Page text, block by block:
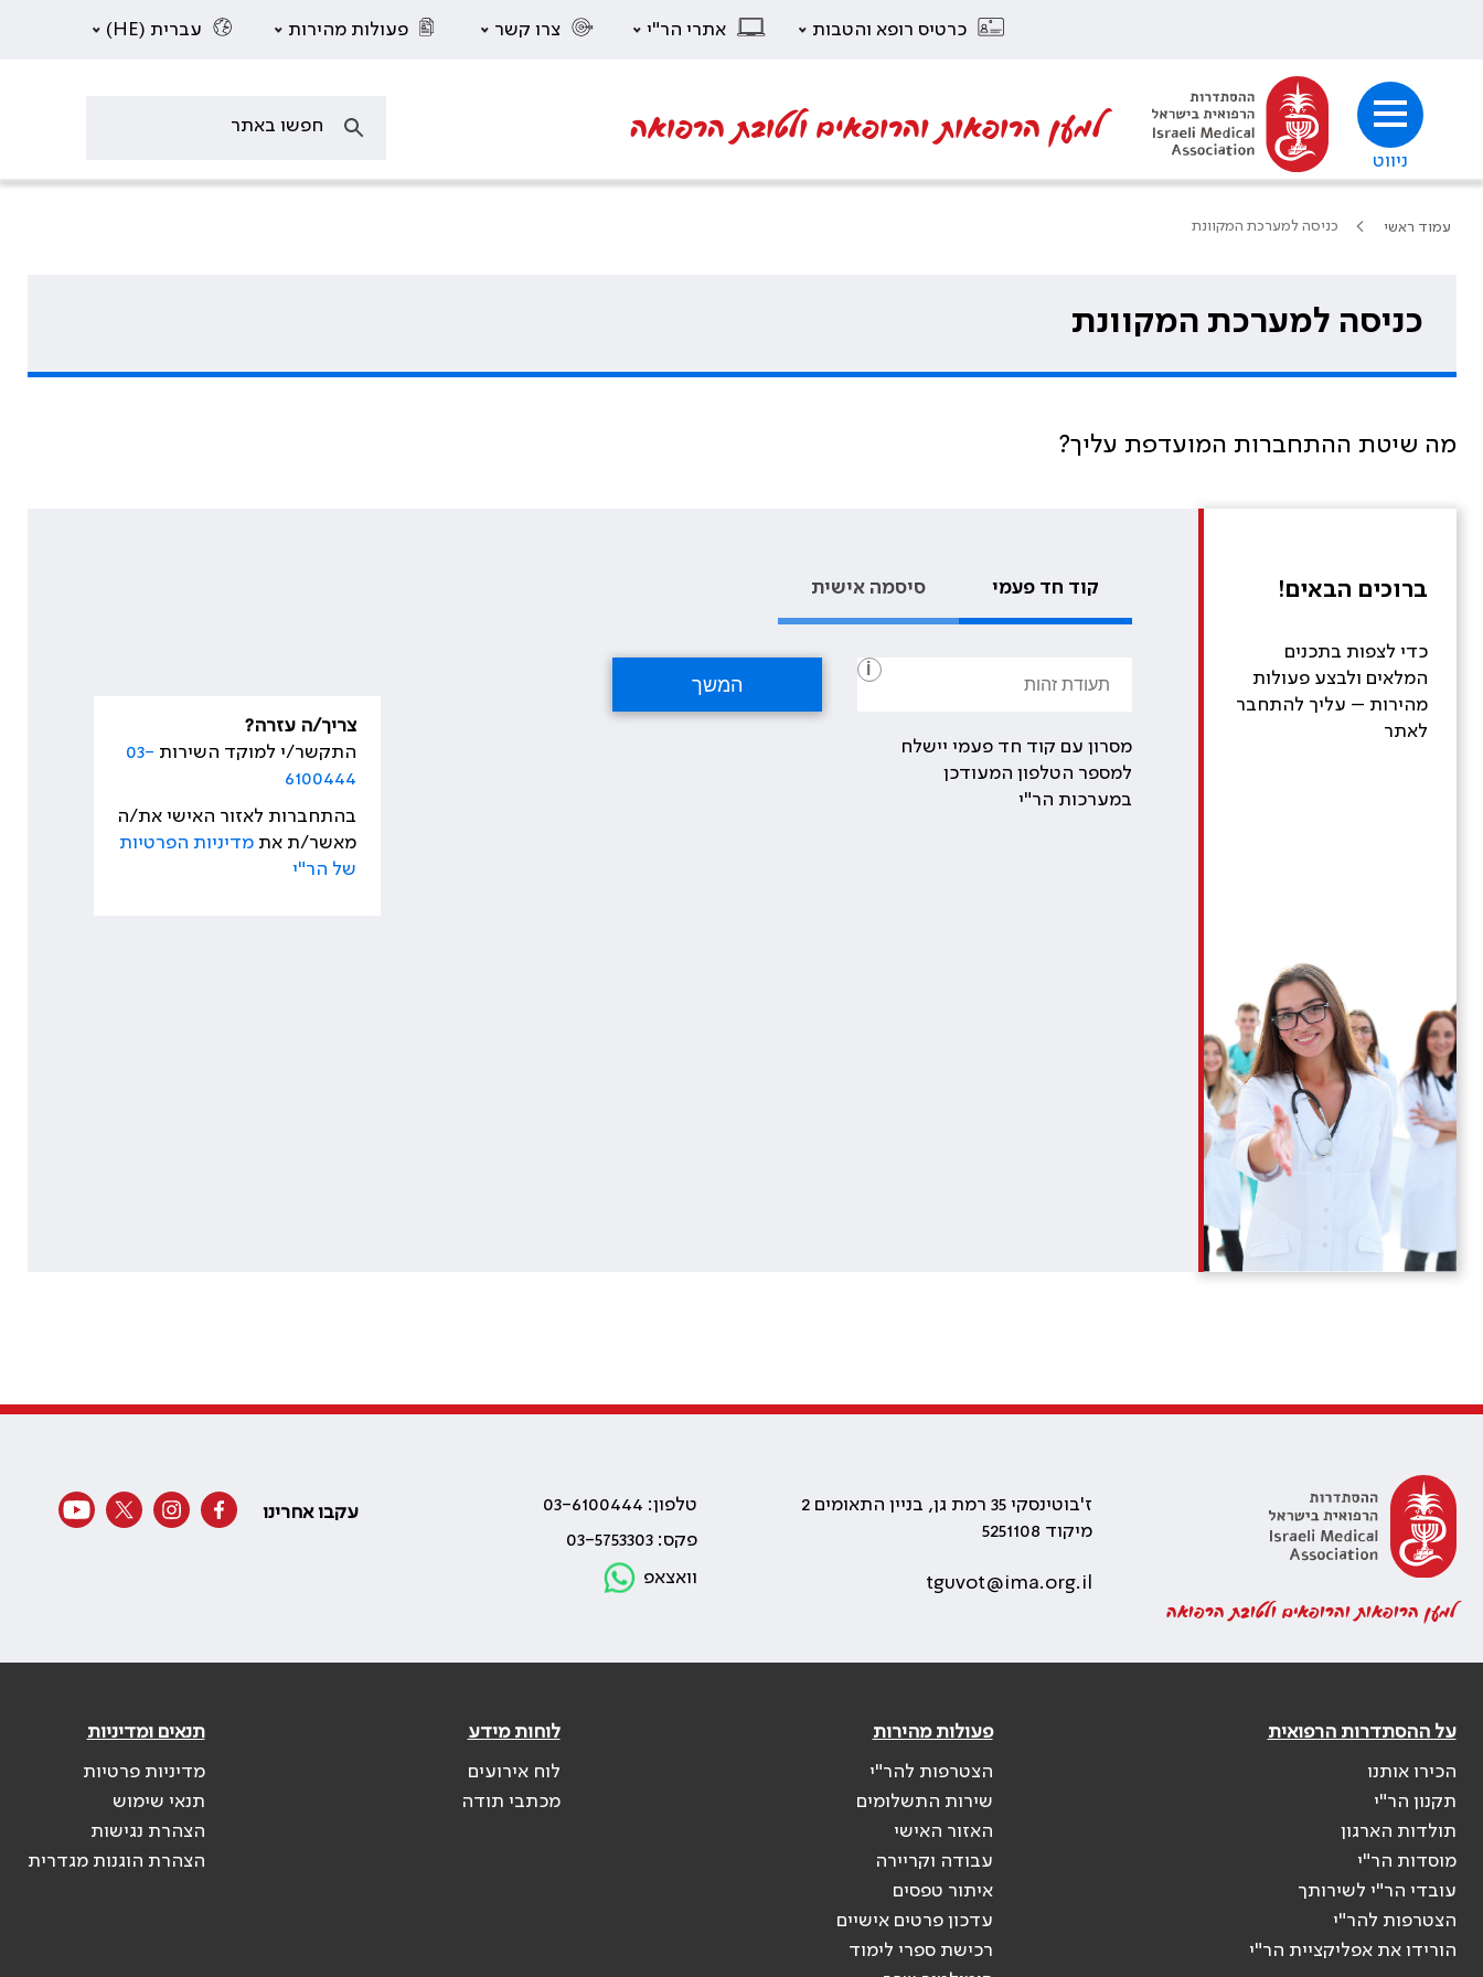
כרטיס רופא והטבות אתרי הר"י צרו קשר פעולות מהירות עברית (HE)
ניווט
למען הרופאות והרופאים ולטובת הרפואה
עמוד ראשי כניסה למערכת המקוונת
כניסה למערכת המקוונת
מה שיטת ההתחברות המועדפת עליך?
ברוכים הבאים!
כדי לצפות בתכנים
המלאים ולבצע פעולות
מהירות – עליך להתחבר
לאתר
קוד חד פעמי סיסמה אישית
i
מסרון עם קוד חד פעמי יישלח
למספר הטלפון המעודכן
במערכות הר"י
צריך/ה עזרה?
התקשר/י למוקד השירות 03-
6100444
בהתחברות לאזור האישי את/ה
מאשר/ת אתמדיניות הפרטיות
של הר"י
למען הרופאות והרופאים ולטובת הרפואה
ז'בוטינסקי 35 רמת גן, בניין התאומים 2
מיקוד 5251108
tguvot@ima.org.il
טלפון: 03-6100444
פקס: 03-5753303
וואצאפ
עקבו אחרינו
על ההסתדרות הרפואית
הכירו אותנו
תקנון הר"י
תולדות הארגון
מוסדות הר"י
עובדי הר"י לשירותך
הצטרפות להר"י
הורידו את אפליקציית הר"י
פעולות מהירות
הצטרפות להר"י
שירות התשלומים
האזור האישי
עבודה וקריירה
איתור טפסים
עדכון פרטים אישיים
רכישת ספרי לימוד
לוחות מידע
לוח אירועים
מכתבי תודה
תנאים ומדיניות
מדיניות פרטיות
תנאי שימוש
הצהרת נגישות
הצהרת הוגנות מגדרית